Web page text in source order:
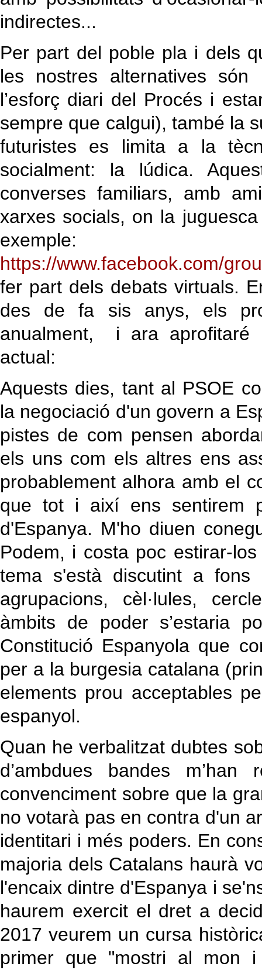
indirectes...
Per part del poble pla i dels
les nostres alternatives són
l’esforç diari del Procés i
sempre que calgui), també la
futuristes es limita a la
socialment: la lúdica.
converses familiars, amb
xarxes socials, on la
exemple:
https://www.facebook.com/
fer part dels debats virtuals.
des de fa sis anys, els
anualment, i ara aprofitaré
actual:
Aquests dies, tant al PSOE
la negociació d'un govern a
pistes de com pensen
els uns com els altres ens
probablement alhora amb el
que tot i així ens sentirem
d'Espanya. M'ho diuen
Podem, i costa poc estirar-
tema s'està discutint a fons
agrupacions, cèl·lules,
àmbits de poder s’estaria
Constitució Espanyola que
per a la burgesia catalana
elements prou acceptables
espanyol.
Quan he verbalitzat dubtes
d’ambdues bandes
convenciment sobre que la
no votarà pas en contra d'un
identitari i més poders. En
majoria dels Catalans haurà
l'encaix dintre d'Espanya i
haurem exercit el dret a
2017 veurem un cursa
primer que "mostri al mon